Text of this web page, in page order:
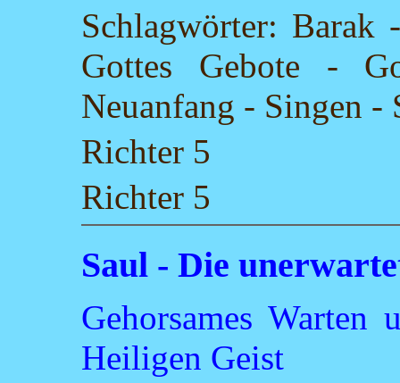
Schlagwörter: Barak
Gottes Gebote -
Neuanfang - Singen
Richter 5
Richter 5
Saul - Die
Gehorsames
Heiligen Geist